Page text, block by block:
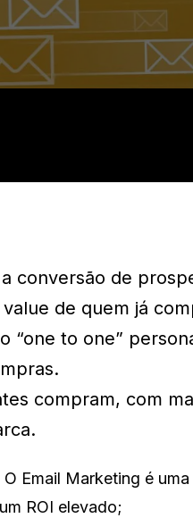
conversão de
de quem já
“one to one”
compram, com
Email Marketing é
ROI elevado;